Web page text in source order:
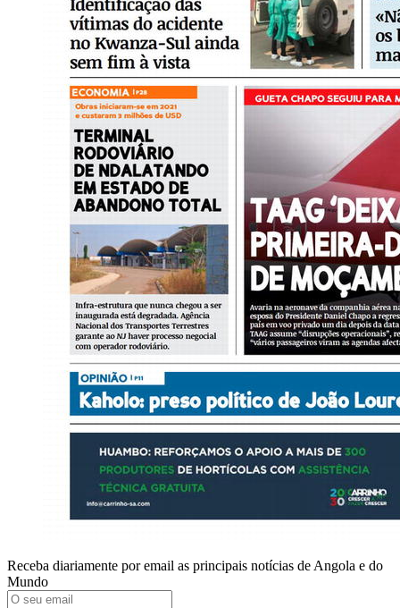
Receba diariamente por email as principais notícias de Angola e do
Mundo